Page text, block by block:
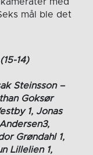
mål ble det
14)
Steinsson –
Goksør
1, Jonas
Grøndahl 1,
Lillelien 1,